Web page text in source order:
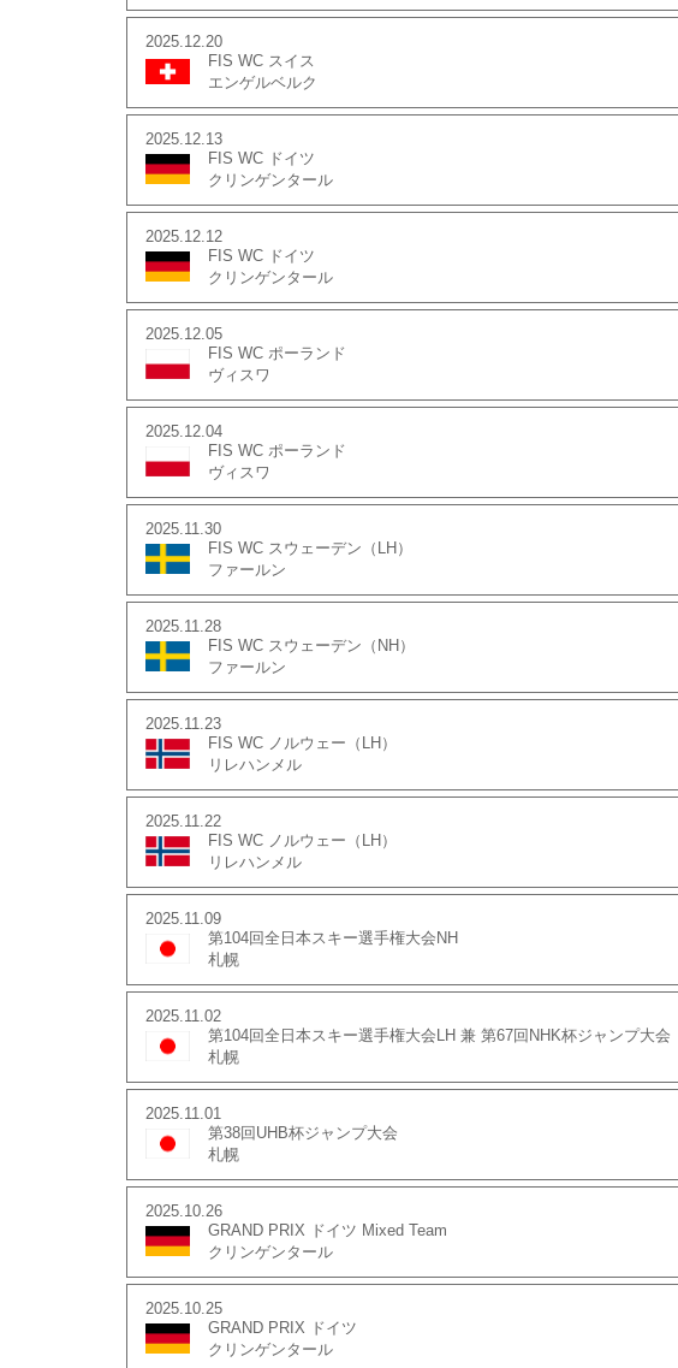
2025.12.20
FIS WC スイス
エンゲルベルク
2025.12.13
FIS WC ドイツ
クリンゲンタール
2025.12.12
FIS WC ドイツ
クリンゲンタール
2025.12.05
FIS WC ポーランド
ヴィスワ
2025.12.04
FIS WC ポーランド
ヴィスワ
2025.11.30
FIS WC スウェーデン（LH）
ファールン
2025.11.28
FIS WC スウェーデン（NH）
ファールン
2025.11.23
FIS WC ノルウェー（LH）
リレハンメル
2025.11.22
FIS WC ノルウェー（LH）
リレハンメル
2025.11.09
第104回全日本スキー選手権大会NH
札幌
2025.11.02
第104回全日本スキー選手権大会LH 兼 第67回NHK杯ジャンプ大会
札幌
2025.11.01
第38回UHB杯ジャンプ大会
札幌
2025.10.26
GRAND PRIX ドイツ Mixed Team
クリンゲンタール
2025.10.25
GRAND PRIX ドイツ
クリンゲンタール